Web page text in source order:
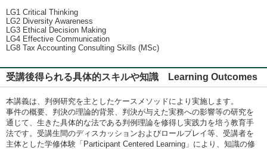
LG1 Critical Thinking
LG2 Diversity Awareness
LG3 Ethical Decision Making
LG4 Effective Communication
LG8 Tax Accounting Consulting Skills (MSc)
受講後得られる具体的スキルや知識 Learning Outcomes
本講義は、判例研究を主としたケースメソッドにより実施します。
事件の概要、判決の理論的背景、判決が与えた実務への影響等の研究を
通じて、生きた具体的な法である判例理論を修得し実践力を培う教育手
法です。受講生間のディスカッションおよびロールプレイ等、受講者を
主体とした学修体験「Participant Centered Learning」により、知識の修